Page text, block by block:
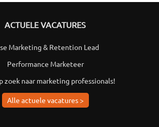
ACTUELE VACATURES
Marketing & Retention Lead
Performance Marketeer
zoek naar marketing professionals!
Alle actuele vacatures >